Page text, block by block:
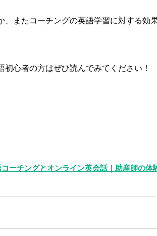
、またコーチングの英語学習に対する効
心者の方はぜひ読んでみてください！
ーチングとオンライン英会話｜助産師の体